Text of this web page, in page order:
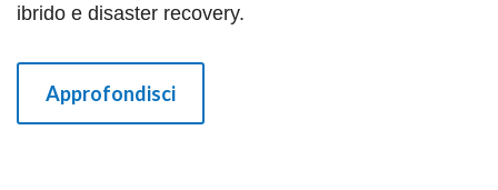
ibrido e disaster recovery.
Approfondisci